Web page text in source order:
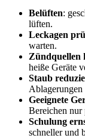
Belüften:
lüften.
Leckagen
warten.
Zündquellen
heiße Geräte
Staub
Ablagerungen
Geeignete
Bereichen nur
Schulung
schneller und